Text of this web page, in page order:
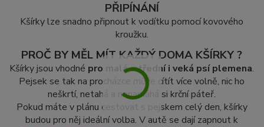
PŘIPÍNÁNÍ
Kšírky lze snadno připnout k vodítku pomocí kovového
kroužku.
PROČ BY MĚL MÍT KAŽDÝ DOMA KŠÍRKY ?
Kšírky jsou vhodné pro malá, střední i veká psí plemena.
Pejsek se tak na procházce může cítít více volně, nic ho
neškrtí, netahá a nenamáhá si krční páteř.
Pokud máte v plánu cestovat s pejskem celý den, kšírky
budou pro něj ideální volba. V autě se dají zapnout k